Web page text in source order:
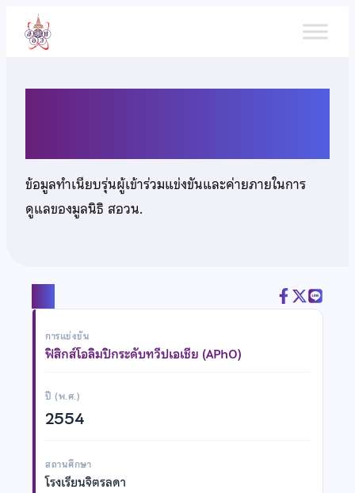
เนื้อหา
ข้อมูลทำเนียบรุ่นผู้เข้าร่วมแข่งขันและค่ายภายในการ
ดูแลของมูลนิธิ สอวน.
การแข่งขัน
ฟิสิกส์โอลิมปิกระดับทวีปเอเชีย (APhO)
ปี (พ.ศ.)
2554
สถานศึกษา
โรงเรียนจิตรลดา